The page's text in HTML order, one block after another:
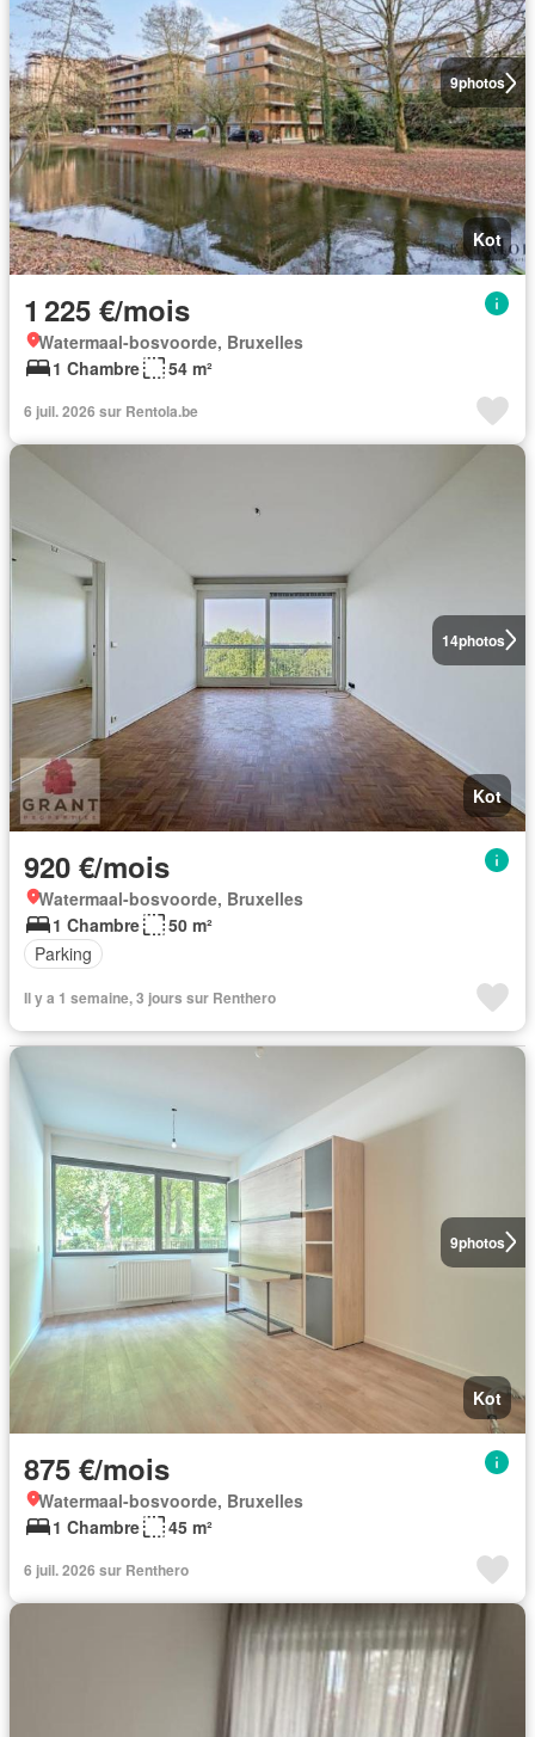
9photos
Kot
1 225 €/mois
Watermaal-bosvoorde, Bruxelles
1 Chambre
54 m²
6 juil. 2026 sur Rentola.be
14photos
Kot
920 €/mois
Watermaal-bosvoorde, Bruxelles
1 Chambre
50 m²
Parking
Il y a 1 semaine, 3 jours sur Renthero
9photos
Kot
875 €/mois
Watermaal-bosvoorde, Bruxelles
1 Chambre
45 m²
6 juil. 2026 sur Renthero